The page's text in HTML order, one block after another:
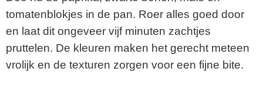
tomatenblokjes in de pan. Roer alles goed door
en laat dit ongeveer vijf minuten zachtjes
pruttelen. De kleuren maken het gerecht meteen
vrolijk en de texturen zorgen voor een fijne bite.